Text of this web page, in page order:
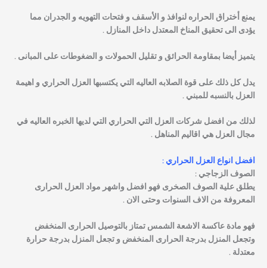
يمنع أختراق الحراره لنوافذ و الأسقف و فتحات التهويه و الجدران مما
يؤدى الى تحقيق المناخ المعتدل داخل المنازل .
يتميز أيضا بمقاومة الحرائق و تقليل الحمولات و الضغوطات على المبانى .
يدل كل ذلك على قوة الصلابه العاليه التي يكتسبها العزل الحراري و اهيمة
العزل بالنسبه للمبني .
لذلك من افضل شركات العزل التي الحراري التي لديها الخبره العاليه في
مجال العزل هي اقاليم المناهل .
افضل انواع العزل الحراري :
الصوف الزجاجي :
يطلق علية الصوف الصخرى فهو افضل واشهر مواد العزل الحرارى
المعروفة من الاف السنوات وحتى الان .
فهو مادة عاكسة الاشعة الشمس تمتاز بالتوصيل الحرارى المنخفض
وتجعل المنزل بدرجة الحرارى المنخفض و تجعل المنزل بدرجة حرارة
معتدلة .